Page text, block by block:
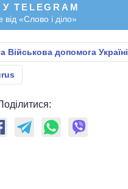
TELEGRAM
«Слово і діло»
Військова допомога Україні